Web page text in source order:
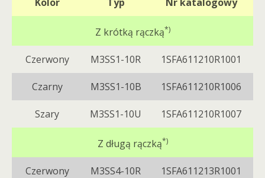
Z krótką rączką*)
Czerwony M3SS1-10R 1SFA611210R1001
Czarny M3SS1-10B 1SFA611210R1006
Szary M3SS1-10U 1SFA611210R1007
Z długą rączką*)
Czerwony M3SS4-10R 1SFA611213R1001